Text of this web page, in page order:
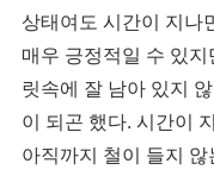
상태여도 시간이 지나
매우 긍정적일 수 있
릿속에 잘 남아 있지
이 되곤 했다. 시간이
아직까지 철이 들지